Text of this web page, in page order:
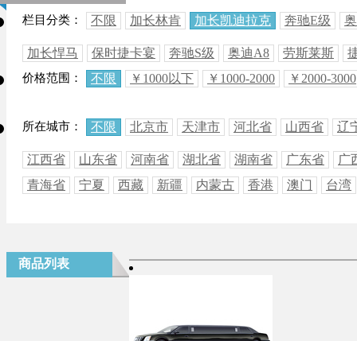
栏目分类： 不限 加长林肯 加长凯迪拉克 奔驰E级
加长悍马 保时捷卡宴 奔驰S级 奥迪A8 劳斯莱斯
价格范围： 不限 ￥1000以下 ￥1000-2000 ￥2000-3000
所在城市： 不限 北京市 天津市 河北省 山西省 辽
江西省 山东省 河南省 湖北省 湖南省 广东省
广
青海省
宁夏 西藏 新疆 内蒙古 香港 澳门 台湾
商品列表